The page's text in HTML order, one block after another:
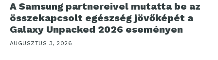
A Samsung partnereivel mutatta be az
összekapcsolt egészség jövőképét a
Galaxy Unpacked 2026 eseményen
AUGUSZTUS 3, 2026